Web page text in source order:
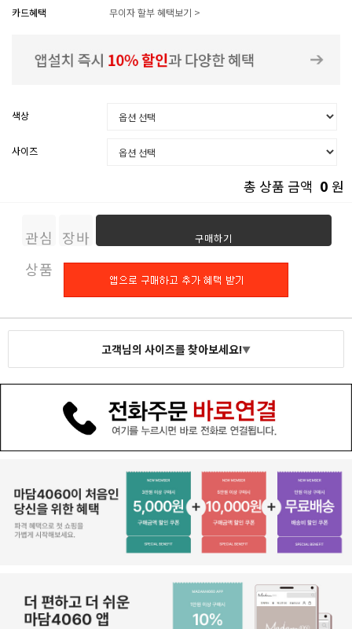
카드혜택
무이자 할부 혜택보기 >
색상
사이즈
총 상품 금액 0 원
관심
상품
장바
구니
구매하기
고객님의 사이즈를 찾아보세요!▼